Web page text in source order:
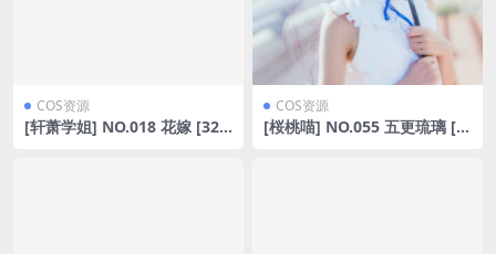
COS资源
[轩萧学姐] NO.018 花嫁 [32P
COS资源
[桜桃喵] NO.055 五更琉璃 [4